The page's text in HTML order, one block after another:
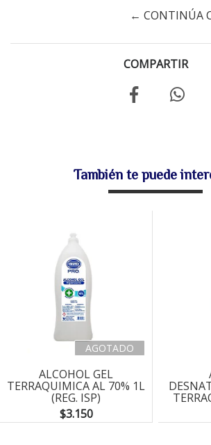
← CONTINÚA
COMPARTIR
También te puede
AGOTADO
ALCOHOL GEL
TERRAQUIMICA AL 70% 1L
(REG. ISP)
$3.150